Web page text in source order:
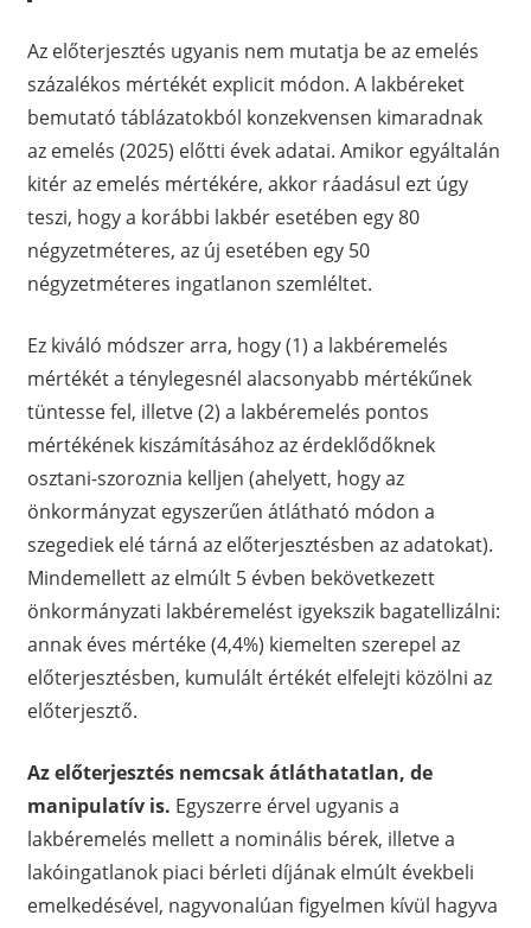
Az előterjesztés ugyanis nem mutatja be az emelés
százalékos mértékét explicit módon. A lakbéreket
bemutató táblázatokból konzekvensen kimaradnak
az emelés (2025) előtti évek adatai. Amikor egyáltalán
kitér az emelés mértékére, akkor ráadásul ezt úgy
teszi, hogy a korábbi lakbér esetében egy 80
négyzetméteres, az új esetében egy 50
négyzetméteres ingatlanon szemléltet.
Ez kiváló módszer arra, hogy (1) a lakbéremelés
mértékét a ténylegesnél alacsonyabb mértékűnek
tüntesse fel, illetve (2) a lakbéremelés pontos
mértékének kiszámításához az érdeklődőknek
osztani-szoroznia kelljen (ahelyett, hogy az
önkormányzat egyszerűen átlátható módon a
szegediek elé tárná az előterjesztésben az adatokat).
Mindemellett az elmúlt 5 évben bekövetkezett
önkormányzati lakbéremelést igyekszik bagatellizálni:
annak éves mértéke (4,4%) kiemelten szerepel az
előterjesztésben, kumulált értékét elfelejti közölni az
előterjesztő.
Az előterjesztés nemcsak átláthatatlan, de
manipulatív is. Egyszerre érvel ugyanis a
lakbéremelés mellett a nominális bérek, illetve a
lakóingatlanok piaci bérleti díjának elmúlt évekbeli
emelkedésével, nagyvonalúan figyelmen kívül hagyva